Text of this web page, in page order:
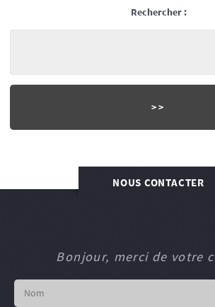
Rechercher :
NOUS CONTACTER
Bonjour, merci de votre